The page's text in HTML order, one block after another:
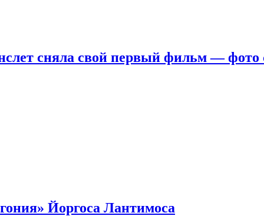
сняла свой первый фильм — фото
Йоргоса Лантимоса